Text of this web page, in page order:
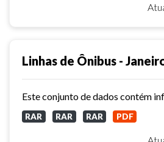
Linhas de Ônibus -
RAR RAR RAR PDF